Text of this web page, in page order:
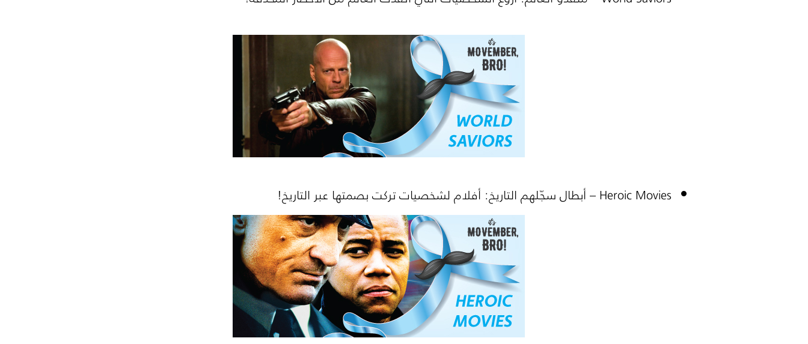
Heroic Movies– أبطال سجّلهم التاريخ: أفلام لشخصيات تركت بصمتها عبر التاريخ!